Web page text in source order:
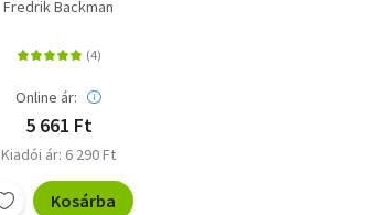
Fredrik Backman
Online ár:
5 661 Ft
Kiadói ár: 6 290 Ft
Kosárba